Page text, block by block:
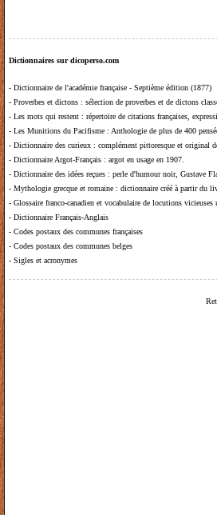
Dictionnaires sur dicoperso.com
- Dictionnaire de l'académie française - Septième édition (1877)
- Proverbes et dictons : sélection de proverbes et de dictons
- Les mots qui restent : répertoire de citations françaises,
- Les Munitions du Pacifisme : Anthologie de plus de 400
- Dictionnaire des curieux : complément pittoresque et original
- Dictionnaire Argot-Français : argot en usage en 1907.
- Dictionnaire des idées reçues : perle d'humour noir, Gustave
- Mythologie grecque et romaine : dictionnaire créé à partir du
- Glossaire franco-canadien et vocabulaire de locutions vicieuses
- Dictionnaire Français-Anglais
- Codes postaux des communes françaises
- Codes postaux des communes belges
- Sigles et acronymes